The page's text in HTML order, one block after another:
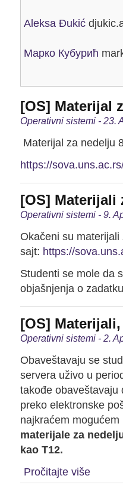
Aleksa Đukić
Марко Кубурић
[OS] Materijal
Operativni sistemi - 23.
Materijal za nedelju
https://
[OS] Materijali
Operativni sistemi - 9.
Okačeni su
sajt: https://
Studenti se mole da
objašnjenja o
[OS]
Operativni sistemi - 2.
Obaveštavaju se
servera uživo u
takođe obaveštavaju
preko elektronske
najkraćem
materijale za
kao T12.
Pročitajte više